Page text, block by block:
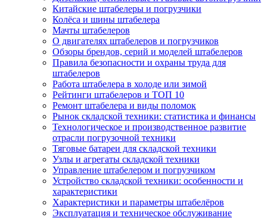
Китайские штабелеры и погрузчики
Колёса и шины штабелера
Мачты штабелеров
О двигателях штабелеров и погрузчиков
Обзоры брендов, серий и моделей штабелеров
Правила безопасности и охраны труда для
штабелеров
Работа штабелера в холоде или зимой
Рейтинги штабелеров и ТОП 10
Ремонт штабелера и виды поломок
Рынок складской техники: статистика и финансы
Технологическое и производственное развитие
отрасли погрузочной техники
Тяговые батареи для складской техники
Узлы и агрегаты складской техники
Управление штабелером и погрузчиком
Устройство складской техники: особенности и
характеристики
Характеристики и параметры штабелёров
Эксплуатация и техническое обслуживание